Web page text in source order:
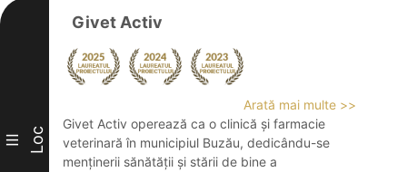
III Loc
Givet Activ
Arată mai multe >>
Givet Activ operează ca o clinică și farmacie
veterinară în municipiul Buzău, dedicându-se
menținerii sănătății și stării de bine a